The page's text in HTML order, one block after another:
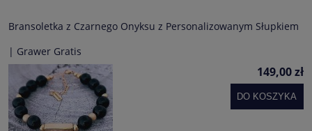
Bransoletka z Czarnego Onyksu z Personalizowanym Słupkiem
| Grawer Gratis
149,00 zł
DO KOSZYKA